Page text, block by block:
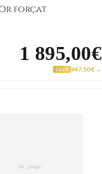
forçat
1 895,00€
CLUB 947,50 € →